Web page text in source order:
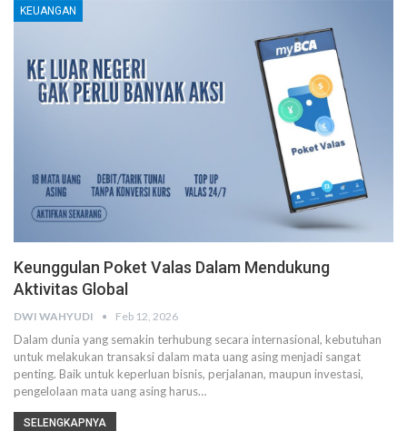
KEUANGAN
Keunggulan Poket Valas Dalam Mendukung
Aktivitas Global
DWI WAHYUDI Feb 12, 2026
Dalam dunia yang semakin terhubung secara internasional, kebutuhan
untuk melakukan transaksi dalam mata uang asing menjadi sangat
penting. Baik untuk keperluan bisnis, perjalanan, maupun investasi,
pengelolaan mata uang asing harus…
SELENGKAPNYA